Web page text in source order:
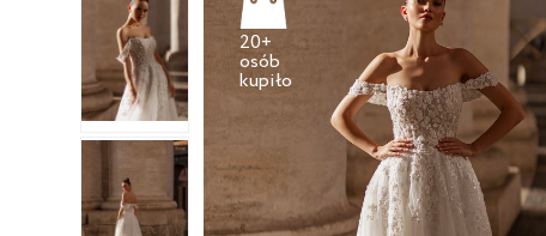
20+
osób